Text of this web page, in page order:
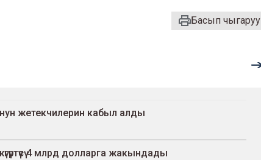
Басып чыгаруу
жетекчилерин кабыл алды
4 млрд долларга жакындады